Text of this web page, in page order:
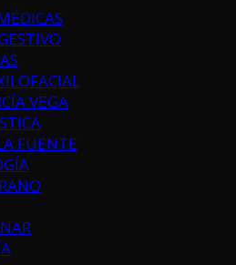
VEGA
FUENTE